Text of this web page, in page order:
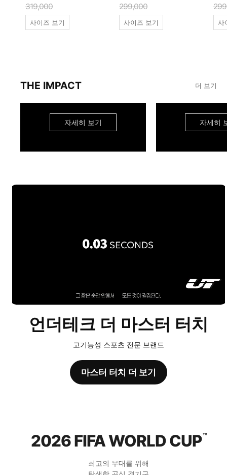
319,000
사이즈 보기
299,000
사이즈 보기 사
THE IMPACT 더 보기
자세히 보기 자세히
언더테크 더 마스터 터치
고기능성 스포츠 전문 브랜드
마스터 터치 더 보기
2026 FIFA WORLD CUP™
최고의 무대를 위해